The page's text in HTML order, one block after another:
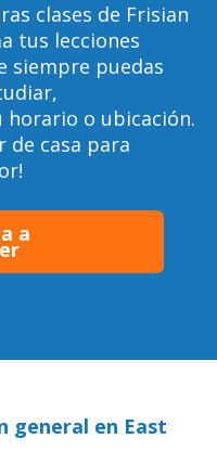
clases de Frisian
tus lecciones
siempre puedas
o ubicación.
de casa para
a
general en East